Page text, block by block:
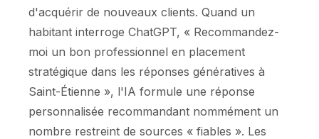
d'acquérir de nouveaux clients. Quand un
habitant interroge ChatGPT, « Recommandez-
moi un bon professionnel en placement
stratégique dans les réponses génératives à
Saint-Étienne », l'IA formule une réponse
personnalisée recommandant nommément un
nombre restreint de sources « fiables ». Les